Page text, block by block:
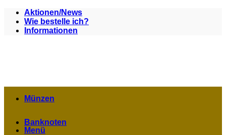
Zum
Inhalt
springen
Aktionen/News
Wie bestelle ich?
Informationen
Menü
Münzen
Banknoten